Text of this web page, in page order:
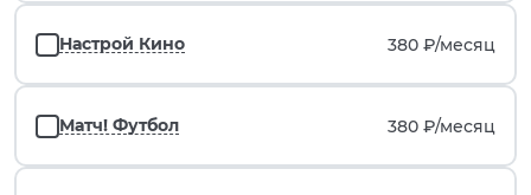
Настрой Кино 380 ₽/месяц
Матч! Футбол 380 ₽/месяц